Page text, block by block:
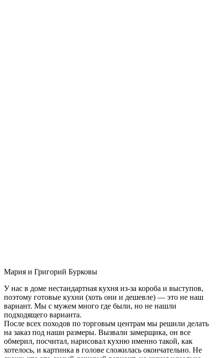
Мария и Григорий Бурковы
У нас в доме нестандартная кухня из-за короба и выступов,
поэтому готовые кухни (хоть они и дешевле) — это не наш
вариант. Мы с мужем много где были, но не нашли
подходящего варианта.
После всех походов по торговым центрам мы решили делать
на заказ под наши размеры. Вызвали замерщика, он все
обмерил, посчитал, нарисовал кухню именно такой, как
хотелось, и картинка в голове сложилась окончательно. Не